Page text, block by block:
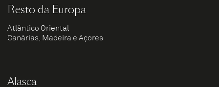
Resto da Europa
Atlântico Oriental
Canárias, Madeira e Açores
Alasca